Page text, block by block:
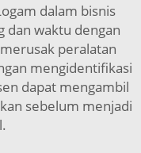
dalam bisnis
dan waktu dengan
peralatan
mengidentifikasi
dapat mengambil
sebelum menjadi